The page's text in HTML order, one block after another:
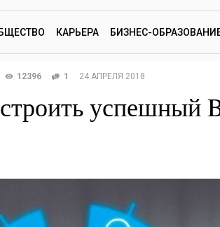
КАРЬЕРА БИЗНЕС-
12396 1 24 АПРЕЛЯ 2018
успешный